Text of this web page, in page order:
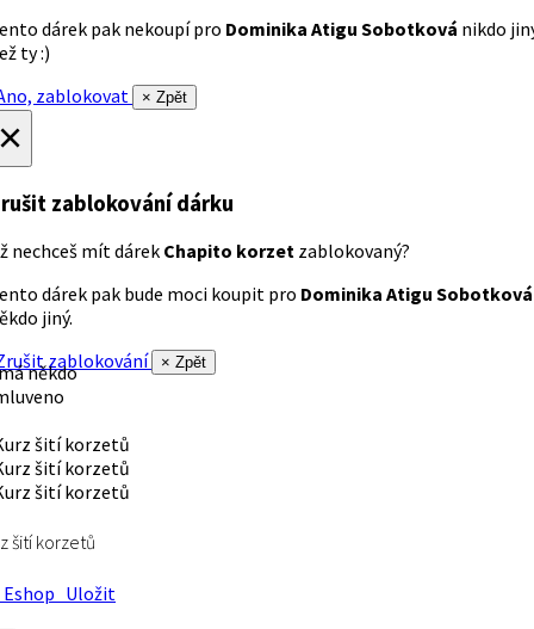
dárek pak nekoupí pro Dominika Atigu Sobotková nikdo
ty :)
zablokovat
× Zpět
zablokování dárku
nechceš mít dárek Chapito korzet zablokovaný?
dárek pak bude moci koupit pro Dominika Atigu Sobotková
jiný.
zablokování
× Zpět
někdo
šití korzetů
Uložit